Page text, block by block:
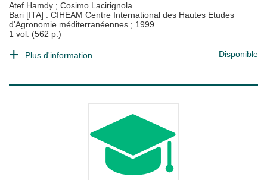
Atef Hamdy ; Cosimo Lacirignola
Bari [ITA] : CIHEAM Centre International des Hautes Etudes
d'Agronomie méditerranéennes ; 1999
1 vol. (562 p.)
Plus d'information... Disponible